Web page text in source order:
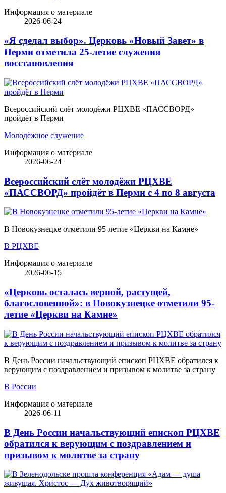
Информация о материале
2026-06-24
«Я сделал выбор». Церковь «Новый Завет» в
Перми отметила 25-летие служения
восстановления
Всероссийский слёт молодёжи РЦХВЕ «ПАССВОРД»
пройдёт в Перми
Молодёжное служение
Информация о материале
2026-06-24
Всероссийский слёт молодёжи РЦХВЕ
«ПАССВОРД» пройдёт в Перми с 4 по 8 августа
В Новокузнецке отметили 95-летие «Церкви на Камне»
В РЦХВЕ
Информация о материале
2026-06-15
«Церковь осталась верной, растущей,
благословенной»: в Новокузнецке отметили 95-
летие «Церкви на Камне»
В День России начальствующий епископ РЦХВЕ обратился к
верующим с поздравлением и призывом к молитве за страну
В России
Информация о материале
2026-06-11
В День России начальствующий епископ РЦХВЕ
обратился к верующим с поздравлением и
призывом к молитве за страну